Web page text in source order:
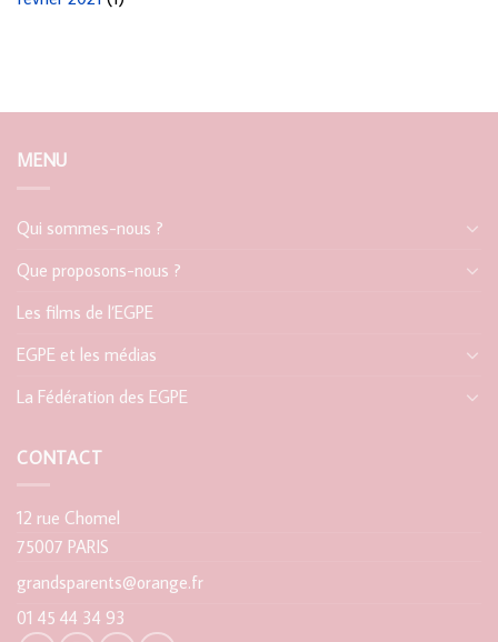
MENU
Qui sommes-nous ?
Que proposons-nous ?
Les films de l’EGPE
EGPE et les médias
La Fédération des EGPE
CONTACT
12 rue Chomel
75007 PARIS
grandsparents@orange.fr
01 45 44 34 93